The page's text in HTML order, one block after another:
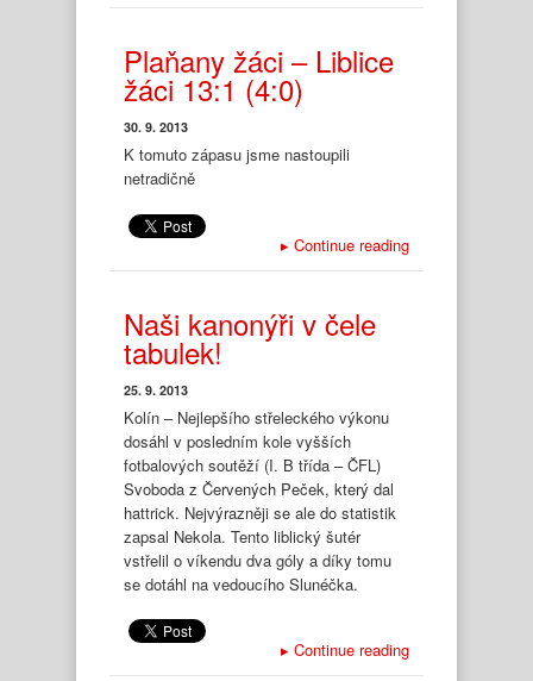
Plaňany žáci – Liblice
žáci 13:1 (4:0)
30. 9. 2013
K tomuto zápasu jsme nastoupili
netradičně
▸ Continue reading
Naši kanonýři v čele
tabulek!
25. 9. 2013
Kolín – Nejlepšího střeleckého výkonu
dosáhl v posledním kole vyšších
fotbalových soutěží (I. B třída – ČFL)
Svoboda z Červených Peček, který dal
hattrick. Nejvýrazněji se ale do statistik
zapsal Nekola. Tento liblický šutér
vstřelil o víkendu dva góly a díky tomu
se dotáhl na vedoucího Slunéčka.
▸ Continue reading